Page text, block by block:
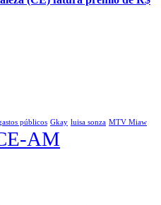
públicos Gkay luisa sonza MTV Miaw
AM